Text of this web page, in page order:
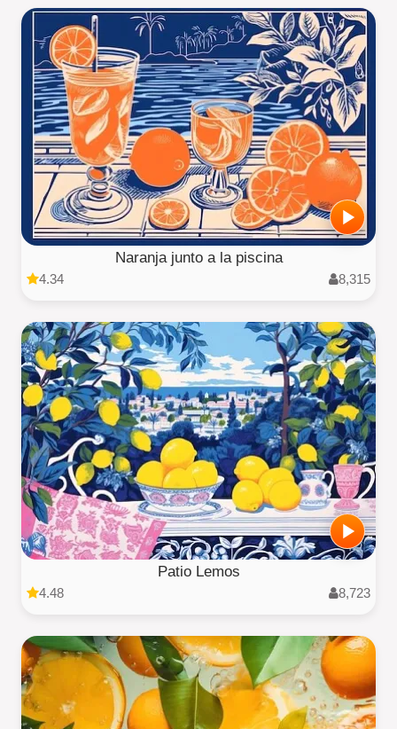
Naranja junto a la piscina
4.34 8,315
Patio Lemos
4.48 8,723